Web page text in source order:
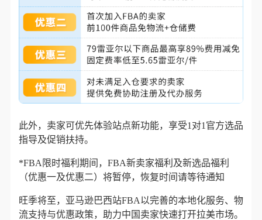
此外，卖家可优先体验站点新功能，享受1对1官方选品
指导及促销扶持。
*FBA限时福利期间，FBA新卖家福利及新选品福利
（优惠一及优惠二）将暂停，恢复时间请等待通知
旺季将至，亚马逊巴西站FBA以完善的本地化服务、物
流支持与优惠政策，助力中国卖家快速打开拉美市场。